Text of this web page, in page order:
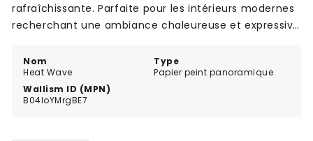
Nom
Heat Wave
Type
Papier peint panoramique
Wallism ID (MPN)
B04loYMrgBE7
rafraîchissante. Parfaite pour les intérieurs modernes
recherchant une ambiance chaleureuse et expressive